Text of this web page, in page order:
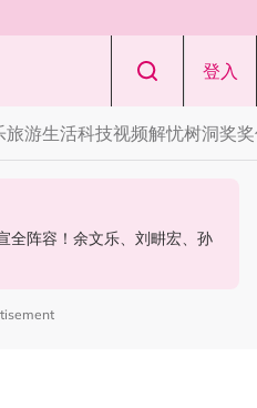
登入
旅游生活科技视频解忧树洞奖
！同框阿信、吴建豪上演“光晞
性告白大马粉丝：我想继续唱
全阵容！余文乐、刘畊宏、孙